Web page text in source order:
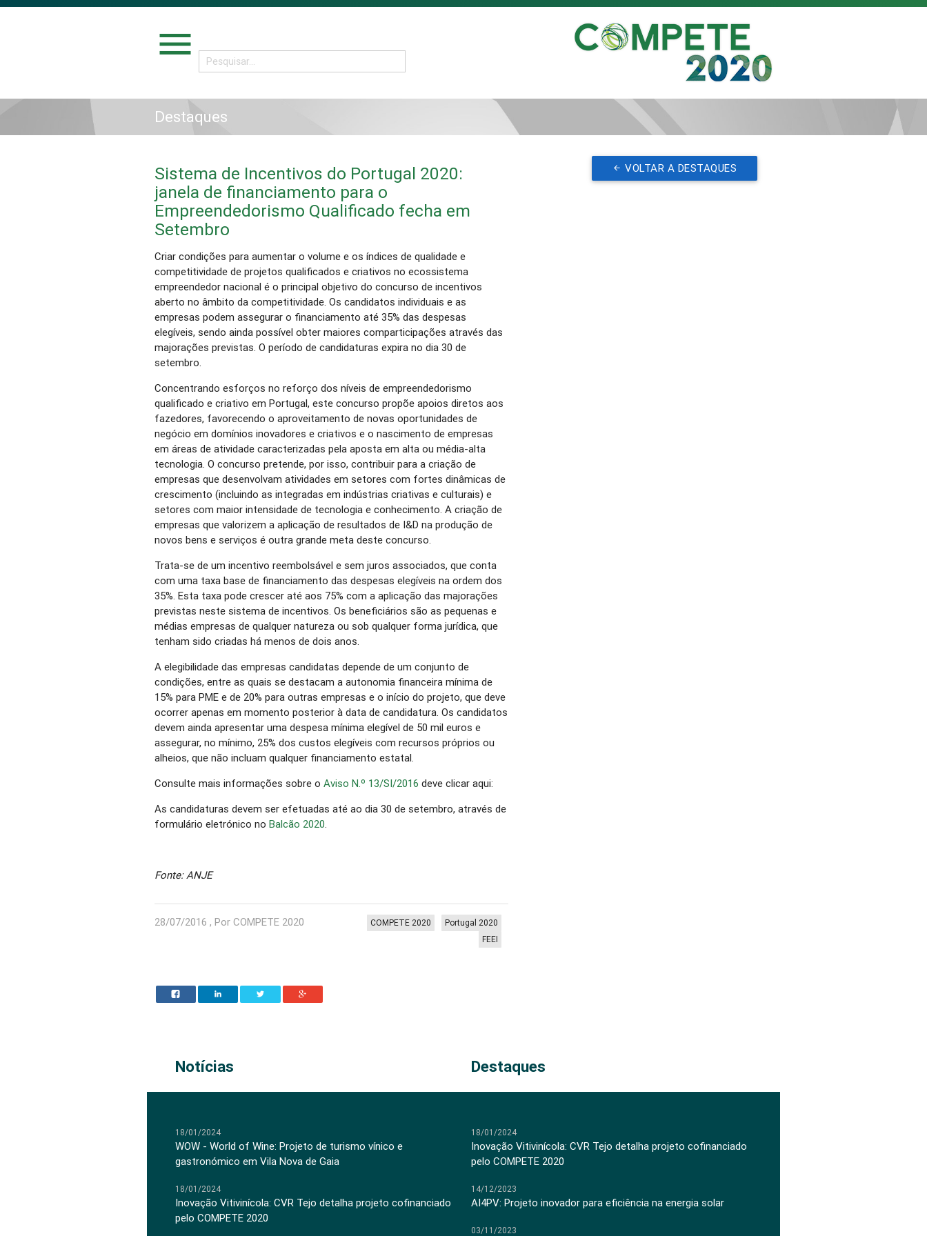
menu
Destaques
Sistema de Incentivos do Portugal 2020:
janela de financiamento para o
Empreendedorismo Qualificado fecha em
Setembro
Criar condições para aumentar o volume e os índices de qualidade e
competitividade de projetos qualificados e criativos no ecossistema
empreendedor nacional é o principal objetivo do concurso de incentivos
aberto no âmbito da competitividade. Os candidatos individuais e as
empresas podem assegurar o financiamento até 35% das despesas
elegíveis, sendo ainda possível obter maiores comparticipações através das
majorações previstas. O período de candidaturas expira no dia 30 de
setembro.
Concentrando esforços no reforço dos níveis de empreendedorismo
qualificado e criativo em Portugal, este concurso propõe apoios diretos aos
fazedores, favorecendo o aproveitamento de novas oportunidades de
negócio em domínios inovadores e criativos e o nascimento de empresas
em áreas de atividade caracterizadas pela aposta em alta ou média-alta
tecnologia. O concurso pretende, por isso, contribuir para a criação de
empresas que desenvolvam atividades em setores com fortes dinâmicas de
crescimento (incluindo as integradas em indústrias criativas e culturais) e
setores com maior intensidade de tecnologia e conhecimento. A criação de
empresas que valorizem a aplicação de resultados de I&D na produção de
novos bens e serviços é outra grande meta deste concurso.
Trata-se de um incentivo reembolsável e sem juros associados, que conta
com uma taxa base de financiamento das despesas elegíveis na ordem dos
35%. Esta taxa pode crescer até aos 75% com a aplicação das majorações
previstas neste sistema de incentivos. Os beneficiários são as pequenas e
médias empresas de qualquer natureza ou sob qualquer forma jurídica, que
tenham sido criadas há menos de dois anos.
A elegibilidade das empresas candidatas depende de um conjunto de
condições, entre as quais se destacam a autonomia financeira mínima de
15% para PME e de 20% para outras empresas e o início do projeto, que deve
ocorrer apenas em momento posterior à data de candidatura. Os candidatos
devem ainda apresentar uma despesa mínima elegível de 50 mil euros e
assegurar, no mínimo, 25% dos custos elegíveis com recursos próprios ou
alheios, que não incluam qualquer financiamento estatal.
Consulte mais informações sobre oAviso N.º 13/SI/2016 deve clicar aqui:
As candidaturas devem ser efetuadas até ao dia 30 de setembro, através de
formulário eletrónico noBalcão 2020.
Fonte: ANJE
28/07/2016 , Por COMPETE 2020 Portugal 2020
COMPETE 2020
FEEI
VOLTAR A DESTAQUES
Notícias Destaques
18/01/2024
WOW - World of Wine: Projeto de turismo vínico e
gastronómico em Vila Nova de Gaia
18/01/2024
Inovação Vitivinícola: CVR Tejo detalha projeto cofinanciado
pelo COMPETE 2020
18/01/2024
Inovação Vitivinícola: CVR Tejo detalha projeto cofinanciado
pelo COMPETE 2020
14/12/2023
AI4PV: Projeto inovador para eficiência na energia solar
03/11/2023